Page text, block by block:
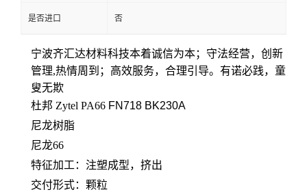
是否进口 否
宁波齐汇达材料科技本着诚信为本；守法经营，创新
管理,热情周到；高效服务，合理引导。有诺必践，童
叟无欺
杜邦 Zytel PA66 FN718 BK230A
尼龙树脂
尼龙66
特征加工： 注塑成型，挤出
交付形式：颗粒